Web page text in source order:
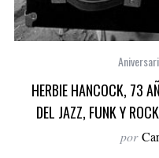
HERBIE HANCOCK, 73
DEL JAZZ, FUNK Y
por